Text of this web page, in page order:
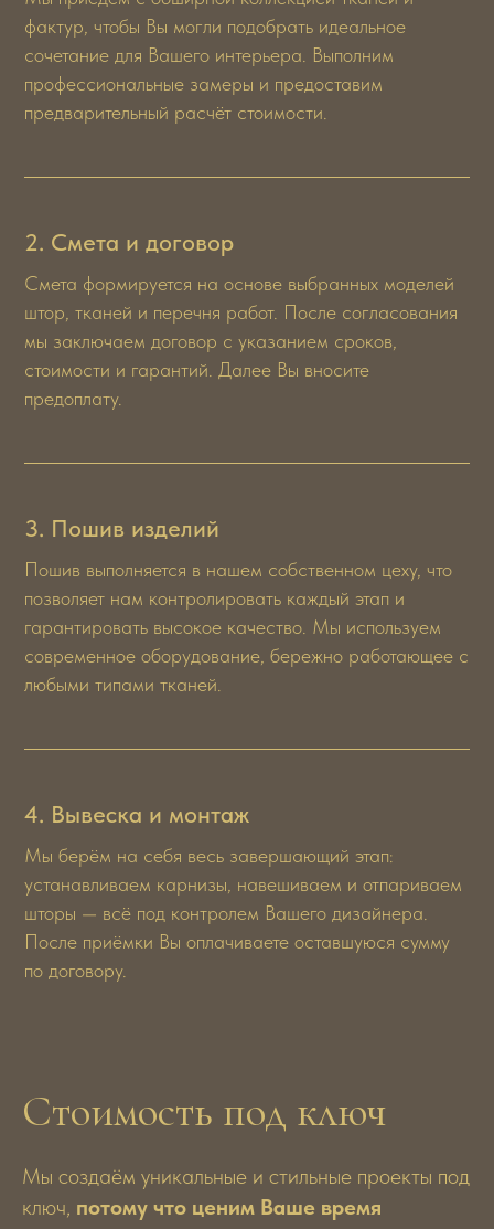
фактур, чтобы Вы могли подобрать идеальное
сочетание для Вашего интерьера. Выполним
профессиональные замеры и предоставим
предварительный расчёт стоимости.
2. Смета и договор
Смета формируется на основе выбранных моделей
штор, тканей и перечня работ. После согласования
мы заключаем договор с указанием сроков,
стоимости и гарантий. Далее Вы вносите
предоплату.
3. Пошив изделий
Пошив выполняется в нашем собственном цеху, что
позволяет нам контролировать каждый этап и
гарантировать высокое качество. Мы используем
современное оборудование, бережно работающее с
любыми типами тканей.
4. Вывеска и монтаж
Мы берём на себя весь завершающий этап:
устанавливаем карнизы, навешиваем и отпариваем
шторы — всё под контролем Вашего дизайнера.
После приёмки Вы оплачиваете оставшуюся сумму
по договору.
Стоимость под ключ
Мы создаём уникальные и стильные проекты под
ключ, потому что ценим Ваше время
Команда ведущих
экспертов Royal Textura